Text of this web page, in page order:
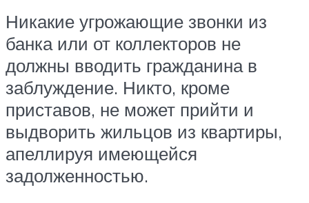
Никакие угрожающие звонки из
банка или от коллекторов не
должны вводить гражданина в
заблуждение. Никто, кроме
приставов, не может прийти и
выдворить жильцов из квартиры,
апеллируя имеющейся
задолженностью.